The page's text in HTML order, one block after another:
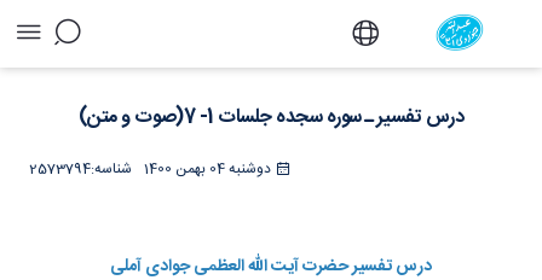
درس تفسیر ـ سوره سجده جلسات 1- 7(صوت و
متن) - دفتردرس تفسیر ـ سوره سجده جلسات 1- 7(صوت و متن)
دوشنبه 04 بهمن 1400 2573794شناسه:
درس تفسیر حضرت آیت الله العظمی جوادی آملی